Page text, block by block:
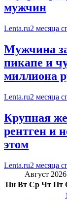
мужчин
Lenta.ru2 месяца
Мужчина
пикапе и
миллиона
Lenta.ru2 месяца
Крупная
рентген и
этом
Lenta.ru2 месяца
Август 2026
Пн Вт Ср Чт Пт
1